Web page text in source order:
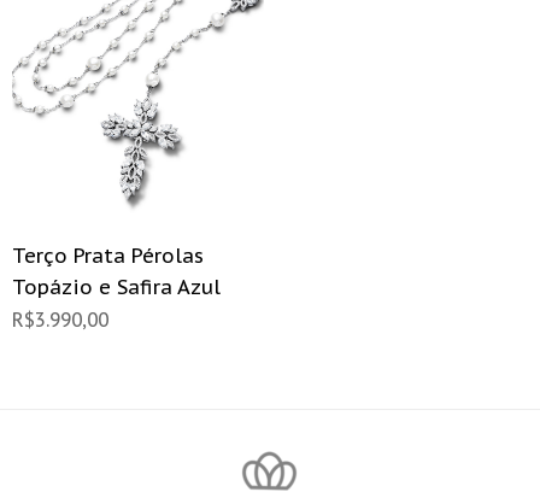
Terço Prata Pérolas
Topázio e Safira Azul
R$3.990,00